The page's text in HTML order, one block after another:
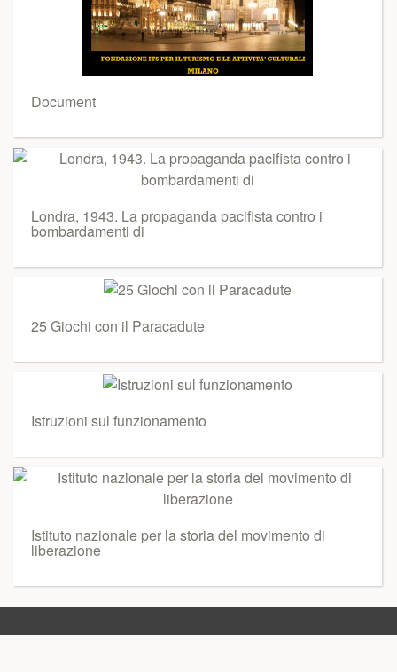
Document
Londra, 1943. La propaganda pacifista contro i
bombardamenti di
25 Giochi con il Paracadute
Istruzioni sul funzionamento
Istituto nazionale per la storia del movimento di
liberazione